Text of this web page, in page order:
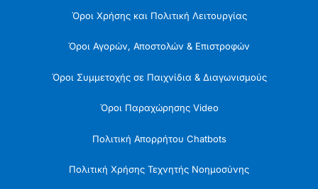
Όροι Χρήσης και Πολιτική Λειτουργίας
Όροι Αγορών, Αποστολών & Επιστροφών
Όροι Συμμετοχής σε Παιχνίδια & Διαγωνισμούς
Όροι Παραχώρησης Video
Πολιτική Απορρήτου Chatbots
Πολιτική Χρήσης Τεχνητής Νοημοσύνης